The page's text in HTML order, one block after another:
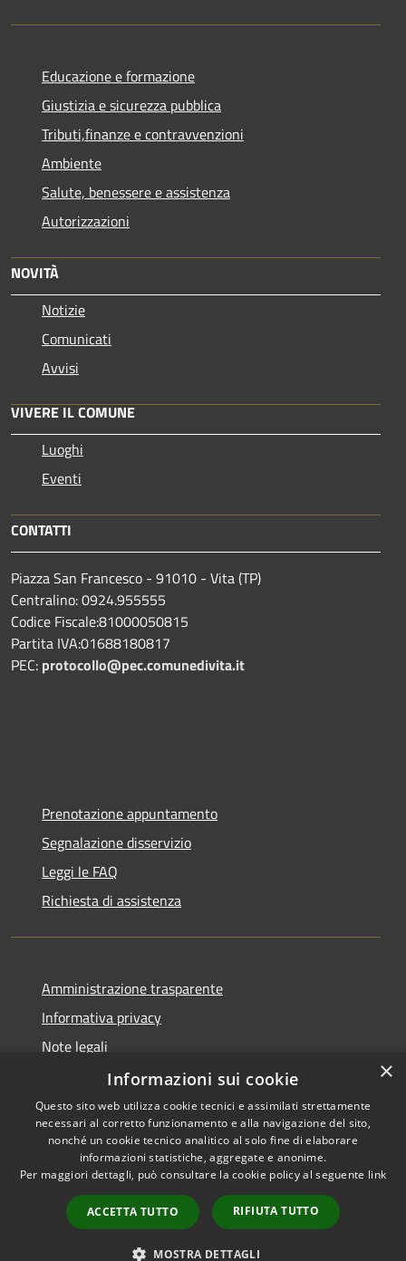
Educazione e formazione
Giustizia e sicurezza pubblica
Tributi,finanze e contravvenzioni
Ambiente
Salute, benessere e assistenza
Autorizzazioni
NOVITÀ
Notizie
Comunicati
Avvisi
VIVERE IL COMUNE
Luoghi
Eventi
CONTATTI
Piazza San Francesco - 91010 - Vita (TP)
Centralino: 0924.955555
Codice Fiscale:81000050815
Partita IVA:01688180817
PEC: protocollo@pec.comunedivita.it
Prenotazione appuntamento
Segnalazione disservizio
Leggi le FAQ
Richiesta di assistenza
Amministrazione trasparente
Informativa privacy
Note legali
Dichiarazione di accessibilità
RSS
Accessibilità
Copyright © 2026 • Comune di
Municipium•
Accesso
redazione
×
Informazioni sui cookie
Questo sito web utilizza cookie tecnici e assimilati strettamente
necessari al corretto funzionamento e alla navigazione del sito,
nonché un cookie tecnico analitico al solo fine di elaborare
informazioni statistiche, aggregate e anonime.
Per maggiori dettagli, può consultare la cookie policy al seguente link
ACCETTA TUTTO RIFIUTA TUTTO
MOSTRA DETTAGLI